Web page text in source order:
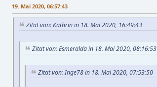
19. Mai 2020, 06:57:43
Zitat von: Kathrin in 18. Mai 2020, 16:49:43
Zitat von: Esmeralda in 18. Mai 2020, 08:16:53
Zitat von: Inge78 in 18. Mai 2020, 07:53:50